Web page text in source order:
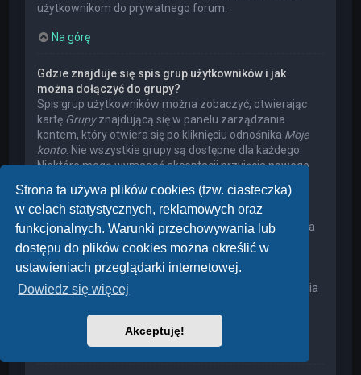
Strona ta używa plików cookies (tzw. ciasteczka)
w celach statystycznych, reklamowych oraz
funkcjonalnych. Warunki przechowywania lub
dostępu do plików cookies można określić w
ustawieniach przeglądarki internetowej.
Dowiedz się więcej
Akceptuję!
użytkownikom do prywatnego forum.
Na górę
Gdzie znajduje się spis grup użytkowników i jak
można dołączyć do grupy?
Spis grup użytkowników można zobaczyć, otwierając
kartę Grupyznajdującą się w panelu zarządzania
kontem, który otwiera się po kliknięciu odnośnika Moje
konto. Nie wszystkie grupy są dostępne dla każdego.
Niektóre mogą wymagać akceptacji przyjęcia nowego
mogą mieć ukrytych członków. Użytkownik może
poprosić o przyjęcie do danej grupy, naciskając
odpowiedni przycisk. Prośba o przyjęcie do grupy, która
wymaga akceptacji przyjęcia nowego członka, musi
zostać zaakceptowana przez lidera grupy. Może on
poprosić użytkownika o podanie wyjaśnień, dlaczego
chce on dołączyć do tej grupy. W przypadku otrzymania
pytaniami – widocznie miał on swoje powody.
Na górę